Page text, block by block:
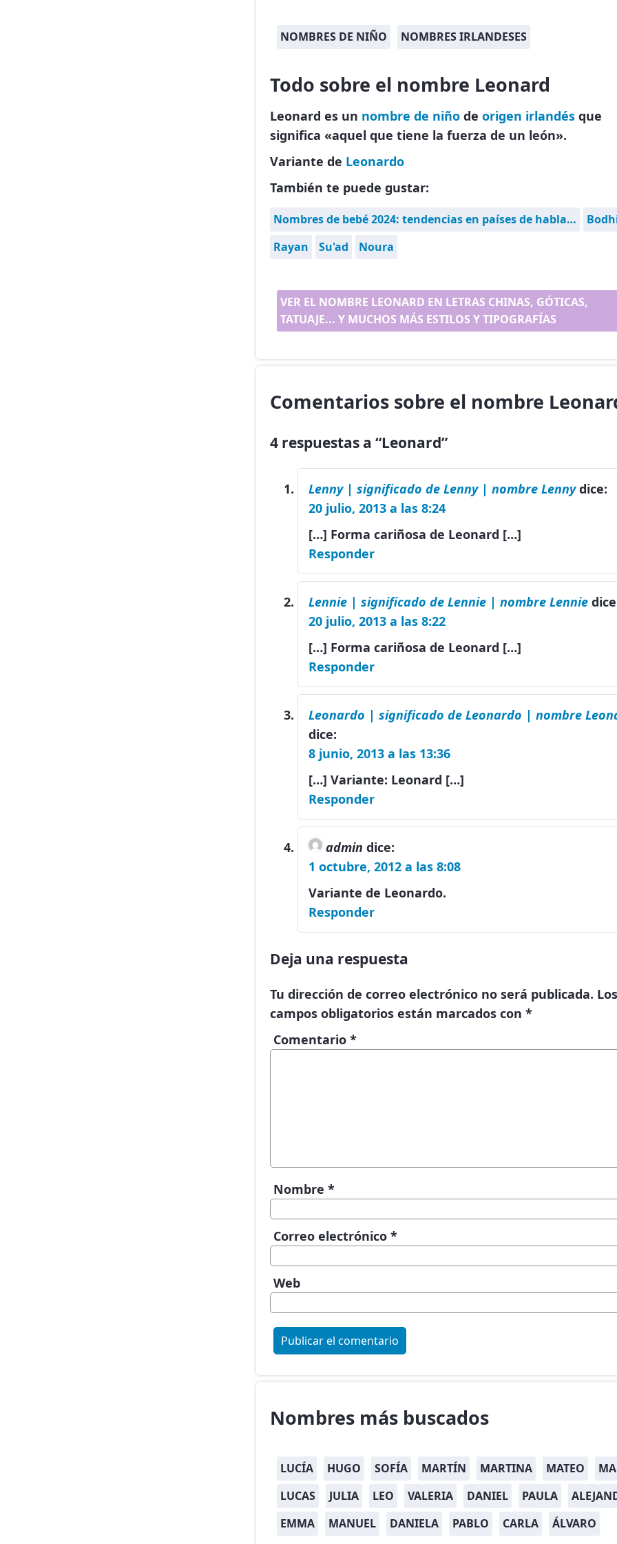
NOMBRES DE NIÑO NOMBRES IRLANDESES
Todo sobre el nombre Leonard
Leonard es un nombre de niño de origen irlandés que
significa «aquel que tiene la fuerza de un león».
Variante de Leonardo
También te puede gustar:
Nombres de bebé 2024: tendencias en países de habla…
Rayan
Su'ad Noura
VER EL NOMBRE LEONARD EN LETRAS CHINAS, GÓTICAS,
TATUAJE... Y MUCHOS MÁS ESTILOS Y TIPOGRAFÍAS
Comentarios sobre el nombre
4 respuestas a “Leonard”
Lenny | significado de Lenny | nombre Lenny dice:
20 julio, 2013 a las 8:24
[…] Forma cariñosa de Leonard […]
Responder
Lennie | significado de Lennie | nombre Lennie
20 julio, 2013 a las 8:22
[…] Forma cariñosa de Leonard […]
Responder
Leonardo | significado de Leonardo | nombre
dice:
8 junio, 2013 a las 13:36
[…] Variante: Leonard […]
Responder
admin dice:
1 octubre, 2012 a las 8:08
Variante de Leonardo.
Responder
Deja una respuesta
Tu dirección de correo electrónico no será publicada. Los
campos obligatorios están marcados con *
Comentario *
Nombre *
Correo electrónico *
Web
Nombres más buscados
LUCÍA HUGO SOFÍA MARTÍN MARTINA MATEO
LUCAS
JULIA LEO VALERIA DANIEL PAULA
EMMA
MANUEL DANIELA PABLO CARLA ÁLVARO